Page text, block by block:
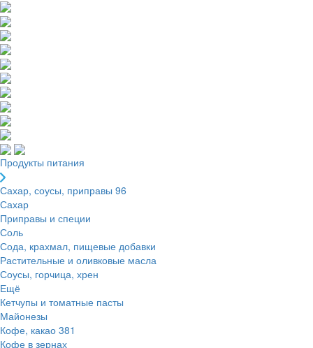
Продукты питания
Сахар, соусы, приправы 96
Сахар
Приправы и специи
Соль
Сода, крахмал, пищевые добавки
Растительные и оливковые масла
Соусы, горчица, хрен
Ещё
Кетчупы и томатные пасты
Майонезы
Кофе, какао 381
Кофе в зернах